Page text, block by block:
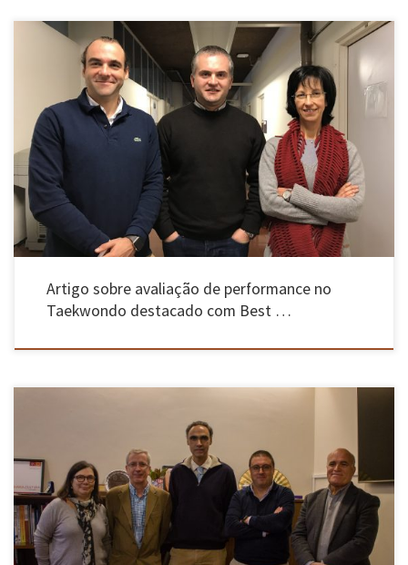
Os investigadores do Centro ALGORITMI Pedro Cunha, Vitor Carvalho e Filomena Soares
receberam o Best Paper Award pelo seu artigo “Development of a Real-Time Evaluation
System For Top Taekwondo Athletes – SPERTA” na conferência SENSORDEVICES 2018, em
Itália. A conferência SENSORDEVICES 2018 foca-se sobre a tecnologia de sensores e as […]
Artigo sobre avaliação de performance no
Taekwondo destacado com Best …
A nova direção do Departamento de Engenharia Biológica (DEB) da EEUM tomou posse a 9 de
novembro. António Augusto Martins Oliveira Soares Vicente, Professor Associado com
Agregação do Departamento de Engenharia Biológica (DEB) da EEUM, foi eleito diretor deste
departamento para o biénio 2018-2020. António Augusto Martins Oliveira Soares Vicente
[…]